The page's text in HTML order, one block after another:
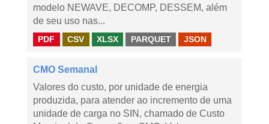
modelo NEWAVE, DECOMP, DESSEM, além
de seu uso nas...
PDF CSV XLSX PARQUET JSON
CMO Semanal
Valores do custo, por unidade de energia
produzida, para atender ao incremento de uma
unidade de carga no SIN, chamado de Custo